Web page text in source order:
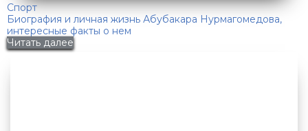
Спорт
Биография и личная жизнь Абубакара Нурмагомедова,
интересные факты о нем
Читать далее